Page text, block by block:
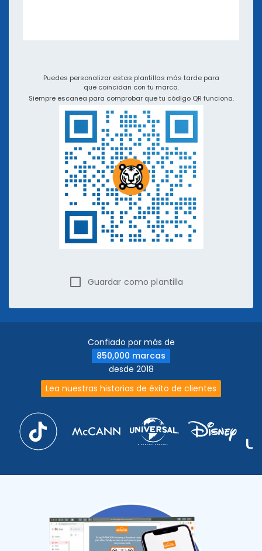
Puedes personalizar estas plantillas más tarde para
que coincidan con tu marca.
Siempre escanea para comprobar que tu código QR funciona.
Guardar como plantilla
Confiado por más de
850,000 marcas
desde 2018
Lea nuestras historias de éxito de clientes